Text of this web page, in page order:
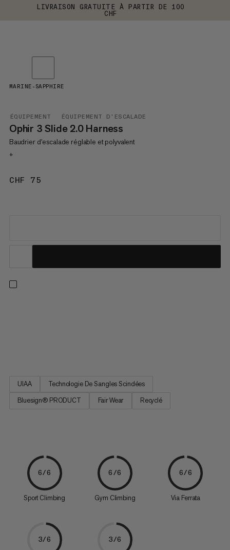
LIVRAISON GRATUITE À PARTIR DE 100
CHF
ÉQUIPEMENT ÉQUIPEMENT D'ESCALADE
Ophir 3 Slide 2.0 Harness
Baudrier d'escalade réglable et polyvalent
+
CHF 75
MARINE-SAPPHIRE
UIAA
Technologie De Sangles Scindées
Bluesign® PRODUCT
Fair Wear Recyclé
6/6
Sport Climbing
6/6
Gym Climbing
6/6
Via Ferrata
3/6 3/6